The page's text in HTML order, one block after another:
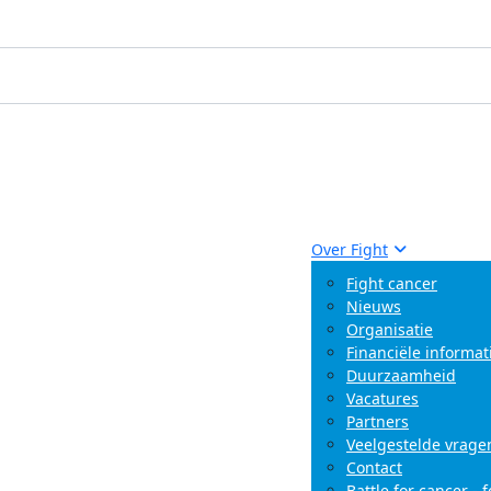
Over Fight
Fight cancer
Nieuws
Organisatie
Financiële
Duurzaamheid
Vacatures
Partners
Veelgestelde
Contact